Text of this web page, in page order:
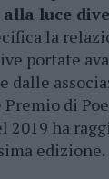
luce
la
portate
dalle
di
2019 ha
edizione.